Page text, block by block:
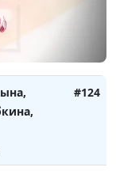
Лилия
#124